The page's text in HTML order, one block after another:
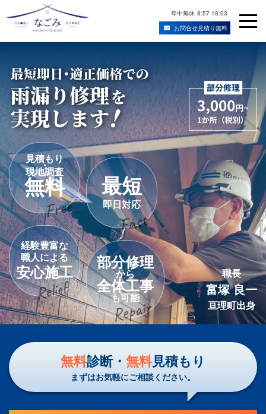
Skip
content
年中無休 8:57-18:03
お問合せ見積り無料
見積もり
・
現地調査
無料 最短
即日対応
経験豊富な
職人による
安心施工
部分修理
から
全体工事
も可能
職長
富塚 良一
亘理町出身
無料診断・ 無料見積もり
まずはお気軽にご相談ください。